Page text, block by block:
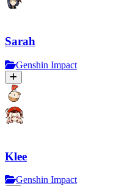
Sarah
Genshin Impact
Klee
Genshin Impact